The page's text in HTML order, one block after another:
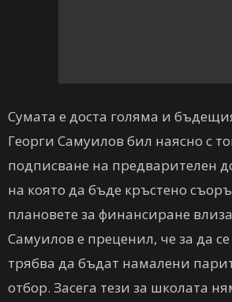
Сумата е доста голяма и
Георги Самуилов бил наясно с
подписване на предварителен
на която да бъде кръстено
плановете за финансиране
Самуилов е преценил, че за да
трябва да бъдат намалени
отбор. Засега тези за школата